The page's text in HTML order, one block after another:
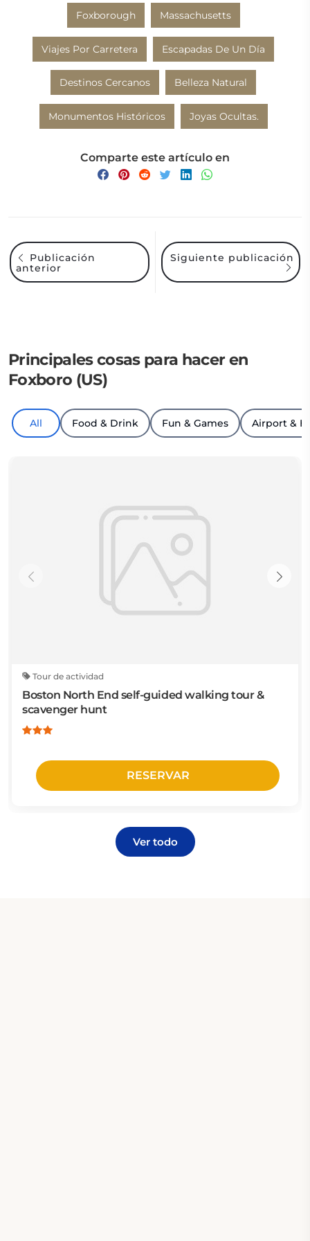
Foxborough Massachusetts
Viajes Por Carretera Escapadas De Un Día
Destinos Cercanos Belleza Natural
Monumentos Históricos Joyas Ocultas.
Comparte este artículo en
Siguiente publicación
Publicación
anterior
Principales cosas para hacer en
Foxboro (US)
All Food & Drink Fun & Games Airport &
Tour de actividad
Boston North End self-guided walking tour &
scavenger hunt
RESERVAR
Ver todo